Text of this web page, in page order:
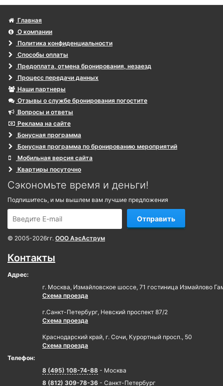
Главная
О компании
Политика конфиденциальности
Способы оплаты
Предоплата, отмена бронирования, незаезд
Процесс передачи данных
Наши партнеры
Отзывы о службе бронирования погостите
Вопросы и ответы
Реклама на сайте
Бонусная программа
Бонусная программа по бронированию мероприятий
Мобильная версия сайта
Квартиры посуточно
Сэкономьте время и деньги!
Подпишитесь, и мы вышлем вам лучшие предложения
Отправить
© 2005-2026гг. ООО АэсАструм
Контакты
Адрес:
г. Москва, Измайловское шоссе, 71 гостиница Измайлово
Схема проезда
г.Санкт-Петербург, Невский проспект 87/2
Схема проезда
Краснодарский край, г. Сочи, Курортный просп., 50
Схема проезда
Телефон:
8 (495) 108-74-88 - Москва
8 (812) 309-78-36 - Санкт-Петербург